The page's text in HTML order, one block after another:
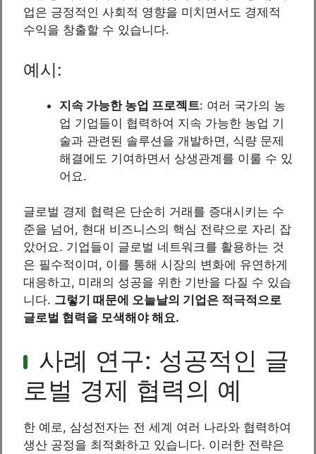
업은 긍정적인 사회적 영향을 미치면서도 경제적
수익을 창출할 수 있습니다.
예시:
지속 가능한 농업 프로젝트: 여러 국가의 농
업 기업들이 협력하여 지속 가능한 농업 기
술과 관련된 솔루션을 개발하면, 식량 문제
해결에도 기여하면서 상생관계를 이룰 수 있
어요.
글로벌 경제 협력은 단순히 거래를 증대시키는 수
준을 넘어, 현대 비즈니스의 핵심 전략으로 자리 잡
았어요. 기업들이 글로벌 네트워크를 활용하는 것
은 필수적이며, 이를 통해 시장의 변화에 유연하게
대응하고, 미래의 성공을 위한 기반을 다질 수 있습
니다. 그렇기 때문에 오늘날의 기업은 적극적으로
글로벌 협력을 모색해야 해요.
사례 연구: 성공적인 글
로벌 경제 협력의 예
한 예로, 삼성전자는 전 세계 여러 나라와 협력하여
생산 공정을 최적화하고 있습니다. 이러한 전략은